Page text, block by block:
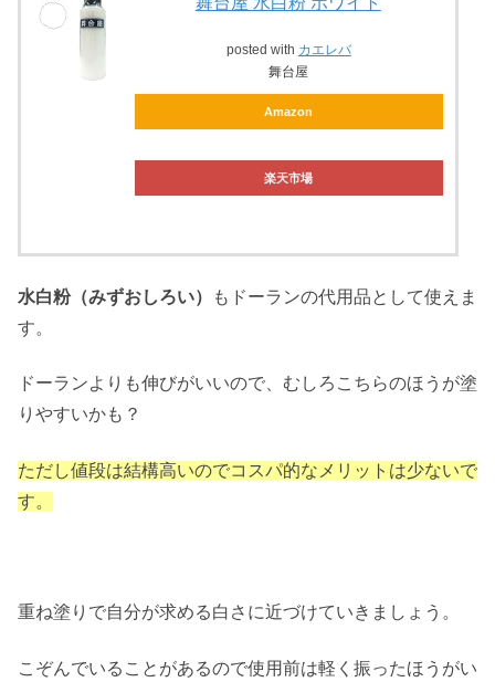
posted with カエレバ
舞台屋
Amazon
楽天市場
水白粉（みずおしろい）
もドーランの代用品として使えま
す。
ドーランよりも伸びがいいので、むしろこちらのほうが塗
りやすいかも？
ただし値段は結構高いのでコスパ的なメリットは少ないで
す。
重ね塗りで自分が求める白さに近づけていきましょう。
こぞんでいることがあるので使用前は軽く振ったほうがい